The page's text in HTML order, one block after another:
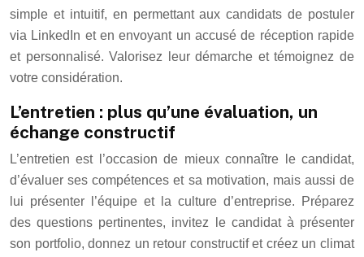
simple et intuitif, en permettant aux candidats de postuler
via LinkedIn et en envoyant un accusé de réception rapide
et personnalisé. Valorisez leur démarche et témoignez de
votre considération.
L’entretien : plus qu’une évaluation, un
échange constructif
L’entretien est l’occasion de mieux connaître le candidat,
d’évaluer ses compétences et sa motivation, mais aussi de
lui présenter l’équipe et la culture d’entreprise. Préparez
des questions pertinentes, invitez le candidat à présenter
son portfolio, donnez un retour constructif et créez un climat